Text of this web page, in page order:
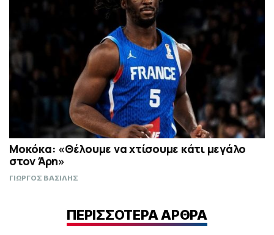
Μοκόκα: «Θέλουμε να χτίσουμε κάτι μεγάλο
στον Άρη»
ΓΙΩΡΓΟΣ ΒΑΣΙΛΗΣ
ΠΕΡΙΣΣΟΤΕΡΑ ΑΡΘΡΑ